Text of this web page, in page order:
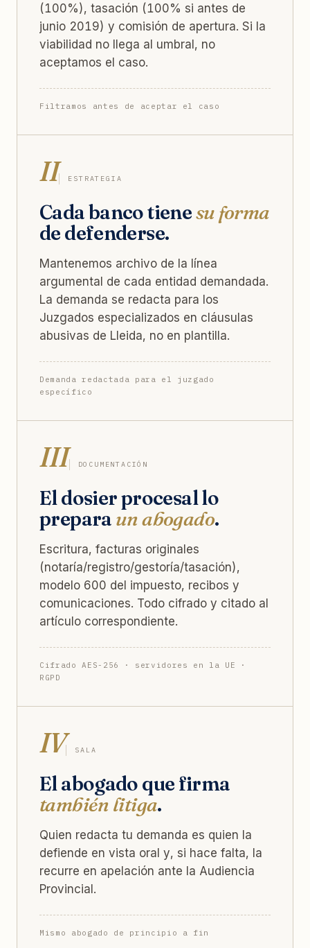
(100%), tasación (100% si antes de
junio 2019) y comisión de apertura. Si la
viabilidad no llega al umbral, no
aceptamos el caso.
Filtramos antes de aceptar el caso
II ESTRATEGIA
Cada banco tienesu forma
de defenderse.
Mantenemos archivo de la línea
argumental de cada entidad demandada.
La demanda se redacta para los
Juzgados especializados en cláusulas
abusivas de Lleida, no en plantilla.
Demanda redactada para el juzgado
específico
III DOCUMENTACIÓN
El dosier procesal lo
prepara un abogado.
Escritura, facturas originales
(notaría/registro/gestoría/tasación),
modelo 600 del impuesto, recibos y
comunicaciones. Todo cifrado y citado al
artículo correspondiente.
Cifrado AES-256 · servidores en la UE ·
RGPD
IV SALA
El abogado que firma
también litiga.
Quien redacta tu demanda es quien la
defiende en vista oral y, si hace falta, la
recurre en apelación ante la Audiencia
Provincial.
Mismo abogado de principio a fin